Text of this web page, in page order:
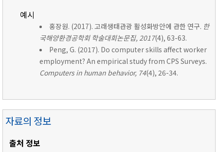
예시
홍장원. (2017). 고래생태관광 활성화방안에 관한 연구. 한
국해양환경공학회 학술대회논문집, 2017(4), 63-63.
Peng, G. (2017). Do computer skills affect worker
employment? An empirical study from CPS Surveys.
Computers in human behavior, 74(4), 26-34.
자료의 정보
출처 정보